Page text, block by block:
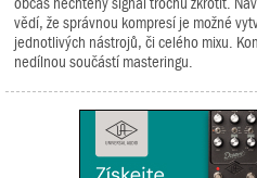
občas nechtěný signál trochu zkrotit.
vědí, že správnou kompresí je možné
jednotlivých nástrojů, či celého mixu.
nedílnou součástí masteringu.